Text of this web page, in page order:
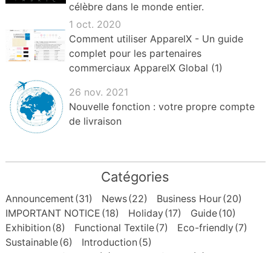
célèbre dans le monde entier.
1 oct. 2020
Comment utiliser ApparelX - Un guide
complet pour les partenaires
commerciaux ApparelX Global (1)
26 nov. 2021
Nouvelle fonction : votre propre compte
de livraison
Catégories
Announcement (31) News(22) Business Hour(20)
IMPORTANT NOTICE (18) Holiday(17) Guide(10)
Exhibition (8) Functional Textile(7) Eco-friendly(7)
Sustainable(6) Introduction (5)